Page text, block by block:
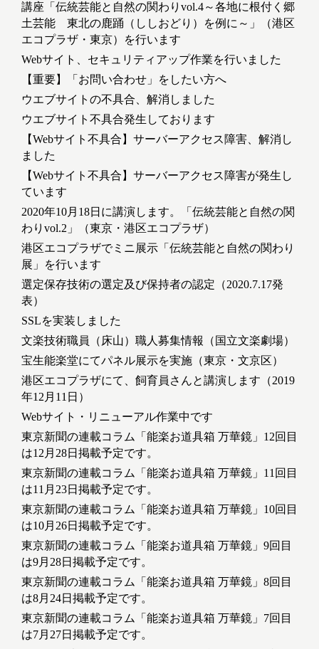
講座「伝統芸能と自然の関わりvol.4～各地に根付く郷
土芸能 東北の鹿踊（ししおどり）を例に～」（港区
エコプラザ・東京）を行います
Webサイト、セキュリティアップ作業を行いました
【重要】「お問い合わせ」をしたい方へ
ウエブサイトの不具合、解消しました
ウエブサイト不具合発生しております
【Webサイト不具合】サーバーアクセス障害、解消し
ました
【Webサイト不具合】サーバーアクセス障害が発生し
ています
2020年10月18日に講演します。「伝統芸能と自然の関
わりvol.2」（東京・港区エコプラザ）
港区エコプラザでミニ展示「伝統芸能と自然の関わり
展」を行います
選定保存技術の選定及び保持者の認定（2020.7.17発
表）
SSLを実装しました
文楽技術職員（床山）職人募集情報（国立文楽劇場）
宝生能楽堂にてパネル展示を実施（東京・文京区）
港区エコプラザにて、飼育員さんと講演します（2019
年12月11日）
Webサイト・リニューアル作業中です
東京新聞の連載コラム「能楽お道具箱 万華鏡」12回目
は12月28日掲載予定です。
東京新聞の連載コラム「能楽お道具箱 万華鏡」11回目
は11月23日掲載予定です。
東京新聞の連載コラム「能楽お道具箱 万華鏡」10回目
は10月26日掲載予定です。
東京新聞の連載コラム「能楽お道具箱 万華鏡」9回目
は9月28日掲載予定です。
東京新聞の連載コラム「能楽お道具箱 万華鏡」8回目
は8月24日掲載予定です。
東京新聞の連載コラム「能楽お道具箱 万華鏡」7回目
は7月27日掲載予定です。